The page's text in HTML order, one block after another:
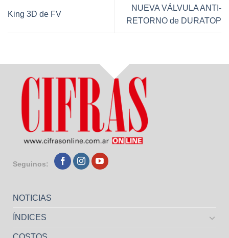
King 3D de FV
NUEVA VÁLVULA ANTI-
RETORNO de DURATOP
Seguinos:
NOTICIAS
ÍNDICES